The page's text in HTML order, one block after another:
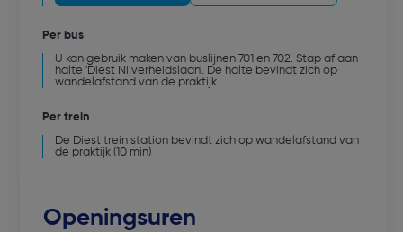
Per bus
U kan gebruik maken van buslijnen 701 en 702. Stap af aan
halte 'Diest Nijverheidslaan'. De halte bevindt zich op
wandelafstand van de praktijk.
Per trein
De Diest trein station bevindt zich op wandelafstand van
de praktijk (10 min)
Openingsuren